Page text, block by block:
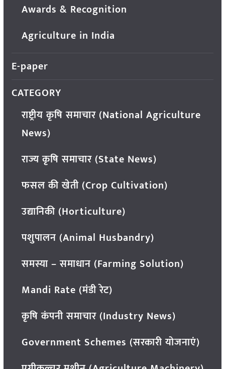
Awards & Recognition
Agriculture in India
E-paper
CATEGORY
राष्ट्रीय कृषि समाचार (National Agriculture
News)
राज्य कृषि समाचार (State News)
फसल की खेती (Crop Cultivation)
उद्यानिकी (Horticulture)
पशुपालन (Animal Husbandry)
समस्या – समाधान (Farming Solution)
Mandi Rate (मंडी रेट)
कृषि कंपनी समाचार (Industry News)
Government Schemes (सरकारी योजनाएं)